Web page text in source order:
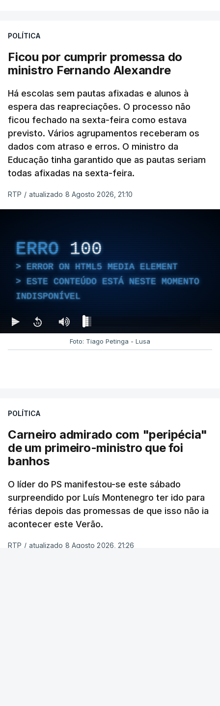
POLÍTICA
Ficou por cumprir promessa do
ministro Fernando Alexandre
Há escolas sem pautas afixadas e alunos à
espera das reapreciações. O processo não
ficou fechado na sexta-feira como estava
previsto. Vários agrupamentos receberam os
dados com atraso e erros. O ministro da
Educação tinha garantido que as pautas seriam
todas afixadas na sexta-feira.
RTP / atualizado 8 Agosto 2026, 21:10
ERRO 100
ERROR ON HTML5 MEDIA ELEMENT
ESTE CONTEÚDO ESTÁ NESTE MOMENTO
INDISPONÍVEL
Foto: Tiago Petinga - Lusa
POLÍTICA
Carneiro admirado com "peripécia"
de um primeiro-ministro que foi
banhos
O líder do PS manifestou-se este sábado
surpreendido por Luís Montenegro ter ido para
férias depois das promessas de que isso não ia
acontecer este Verão.
RTP / atualizado 8 Agosto 2026, 21:26